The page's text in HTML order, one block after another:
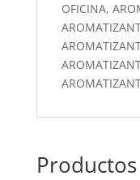
OFICINA,